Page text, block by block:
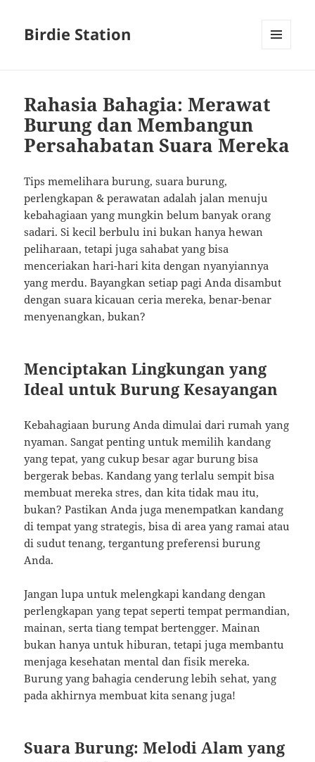
Birdie Station
Rahasia Bahagia: Merawat
Burung dan Membangun
Persahabatan Suara Mereka
Tips memelihara burung, suara burung,
perlengkapan & perawatan adalah jalan menuju
kebahagiaan yang mungkin belum banyak orang
sadari. Si kecil berbulu ini bukan hanya hewan
peliharaan, tetapi juga sahabat yang bisa
menceriakan hari-hari kita dengan nyanyiannya
yang merdu. Bayangkan setiap pagi Anda disambut
dengan suara kicauan ceria mereka, benar-benar
menyenangkan, bukan?
Menciptakan Lingkungan yang
Ideal untuk Burung Kesayangan
Kebahagiaan burung Anda dimulai dari rumah yang
nyaman. Sangat penting untuk memilih kandang
yang tepat, yang cukup besar agar burung bisa
bergerak bebas. Kandang yang terlalu sempit bisa
membuat mereka stres, dan kita tidak mau itu,
bukan? Pastikan Anda juga menempatkan kandang
di tempat yang strategis, bisa di area yang ramai atau
di sudut tenang, tergantung preferensi burung
Anda.
Jangan lupa untuk melengkapi kandang dengan
perlengkapan yang tepat seperti tempat permandian,
mainan, serta tiang tempat bertengger. Mainan
bukan hanya untuk hiburan, tetapi juga membantu
menjaga kesehatan mental dan fisik mereka.
Burung yang bahagia cenderung lebih sehat, yang
pada akhirnya membuat kita senang juga!
Suara Burung: Melodi Alam yang